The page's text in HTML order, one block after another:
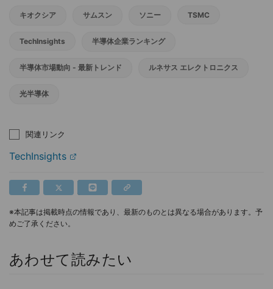
キオクシア サムスン ソニー TSMC
TechInsights 半導体企業ランキング
半導体市場動向 - 最新トレンド ルネサス エレクトロニクス
光半導体
関連リンク
TechInsights
※本記事は掲載時点の情報であり、最新のものとは異なる場合があります。予
めご了承ください。
あわせて読みたい